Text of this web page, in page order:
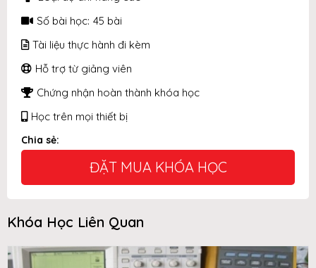
Số bài học: 45 bài
Tài liệu thực hành đi kèm
Hỗ trợ từ giảng viên
Chứng nhận hoàn thành khóa học
Học trên mọi thiết bị
Chia sẻ:
ĐẶT MUA KHÓA HỌC
Khóa Học Liên Quan